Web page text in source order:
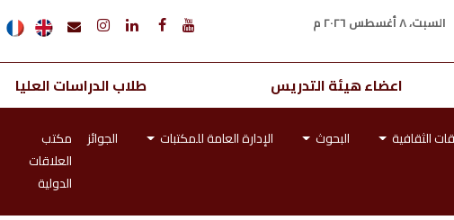
السبت، ٨ أغسطس ٢٠٢٦ م
اعضاء هيئة التدريس طلاب الدراسات العليا
الثقافية البحوث الإدارة العامة للمكتبات الجوائز
مكتب
العلاقات
الدولية